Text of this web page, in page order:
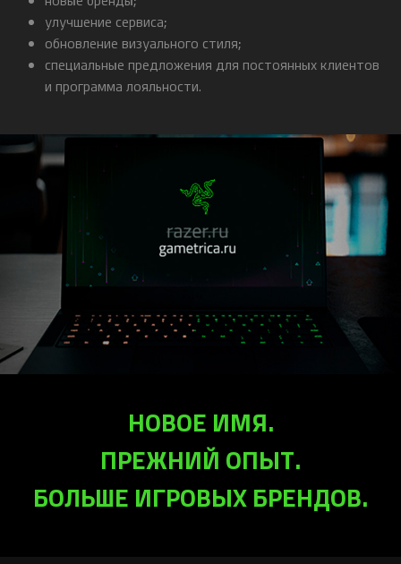
улучшение сервиса;
обновление визуального стиля;
специальные предложения для постоянных клиентов
и программа лояльности.
НОВОЕ ИМЯ.
ПРЕЖНИЙ ОПЫТ.
БОЛЬШЕ ИГРОВЫХ БРЕНДОВ.